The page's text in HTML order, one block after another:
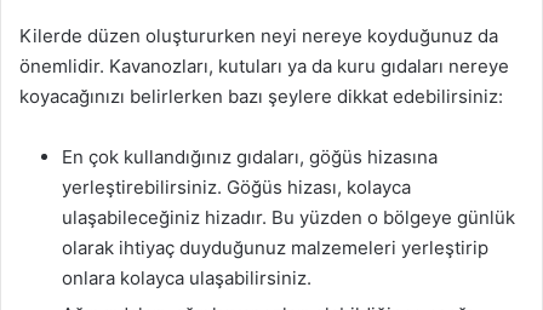
Kilerde düzen oluştururken neyi nereye koyduğunuz da
önemlidir. Kavanozları, kutuları ya da kuru gıdaları nereye
koyacağınızı belirlerken bazı şeylere dikkat edebilirsiniz:
En çok kullandığınız gıdaları, göğüs hizasına
yerleştirebilirsiniz. Göğüs hizası, kolayca
ulaşabileceğiniz hizadır. Bu yüzden o bölgeye günlük
olarak ihtiyaç duyduğunuz malzemeleri yerleştirip
onlara kolayca ulaşabilirsiniz.